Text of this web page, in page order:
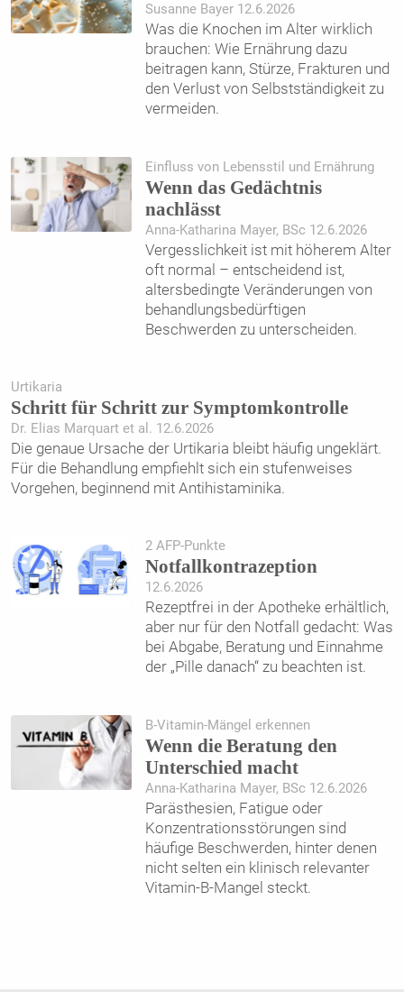
Susanne Bayer 12.6.2026
Was die Knochen im Alter wirklich
brauchen: Wie Ernährung dazu
beitragen kann, Stürze, Frakturen und
den Verlust von Selbstständigkeit zu
vermeiden.
Einfluss von Lebensstil und Ernährung
Wenn das Gedächtnis
nachlässt
Anna-Katharina Mayer, BSc 12.6.2026
Vergesslichkeit ist mit höherem Alter
oft normal – entscheidend ist,
altersbedingte Veränderungen von
behandlungsbedürftigen
Beschwerden zu unterscheiden.
Urtikaria
Schritt für Schritt zur Symptomkontrolle
Dr. Elias Marquart et al. 12.6.2026
Die genaue Ursache der Urtikaria bleibt häufig ungeklärt.
Für die Behandlung empfiehlt sich ein stufenweises
Vorgehen, beginnend mit Antihistaminika.
2 AFP-Punkte
Notfallkontrazeption
12.6.2026
Rezeptfrei in der Apotheke erhältlich,
aber nur für den Notfall gedacht: Was
bei Abgabe, Beratung und Einnahme
der „Pille danach“ zu beachten ist.
B-Vitamin-Mängel erkennen
Wenn die Beratung den
Unterschied macht
Anna-Katharina Mayer, BSc 12.6.2026
Parästhesien, Fatigue oder
Konzentrationsstörungen sind
häufige Beschwerden, hinter denen
nicht selten ein klinisch relevanter
Vitamin-B-Mangel steckt.